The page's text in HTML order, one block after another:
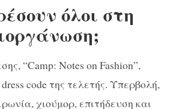
όλοι στη
“Camp: Notes on Fashion”,
code της τελετής. Υπερβολή,
χιούμορ, επιτήδευση και